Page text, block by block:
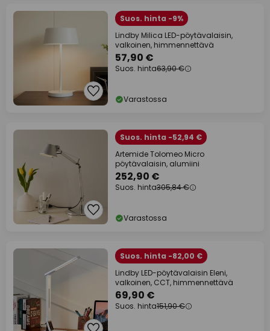
Suos. hinta -9%
Lindby Milica LED-pöytävalaisin,
valkoinen, himmennettävä
57,90 €
Suos. hinta63,90 €
Varastossa
Suos. hinta -52,94 €
Artemide Tolomeo Micro
pöytävalaisin, alumiini
252,90 €
Suos. hinta305,84 €
Varastossa
Suos. hinta -82,00 €
Lindby LED-pöytävalaisin Eleni,
valkoinen, CCT, himmennettävä
69,90 €
Suos. hinta151,90 €